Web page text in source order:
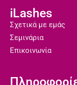
iLashes
Σχετικά με εμάς
Σεμινάρια
Επικοινωνία